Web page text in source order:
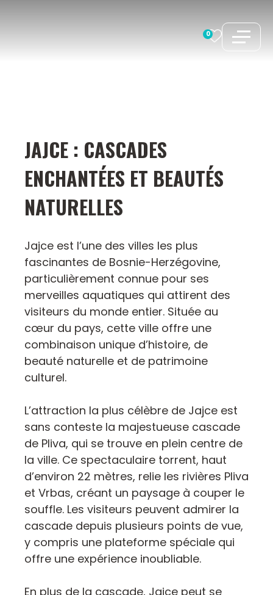
0
JAJCE : CASCADES
ENCHANTÉES ET BEAUTÉS
NATURELLES
Jajce est l’une des villes les plus
fascinantes de Bosnie-Herzégovine,
particulièrement connue pour ses
merveilles aquatiques qui attirent des
visiteurs du monde entier. Située au
cœur du pays, cette ville offre une
combinaison unique d’histoire, de
beauté naturelle et de patrimoine
culturel.
L’attraction la plus célèbre de Jajce est
sans conteste la majestueuse cascade
de Pliva, qui se trouve en plein centre de
la ville. Ce spectaculaire torrent, haut
d’environ 22 mètres, relie les rivières Pliva
et Vrbas, créant un paysage à couper le
souffle. Les visiteurs peuvent admirer la
cascade depuis plusieurs points de vue,
y compris une plateforme spéciale qui
offre une expérience inoubliable.
En plus de la cascade, Jajce peut se